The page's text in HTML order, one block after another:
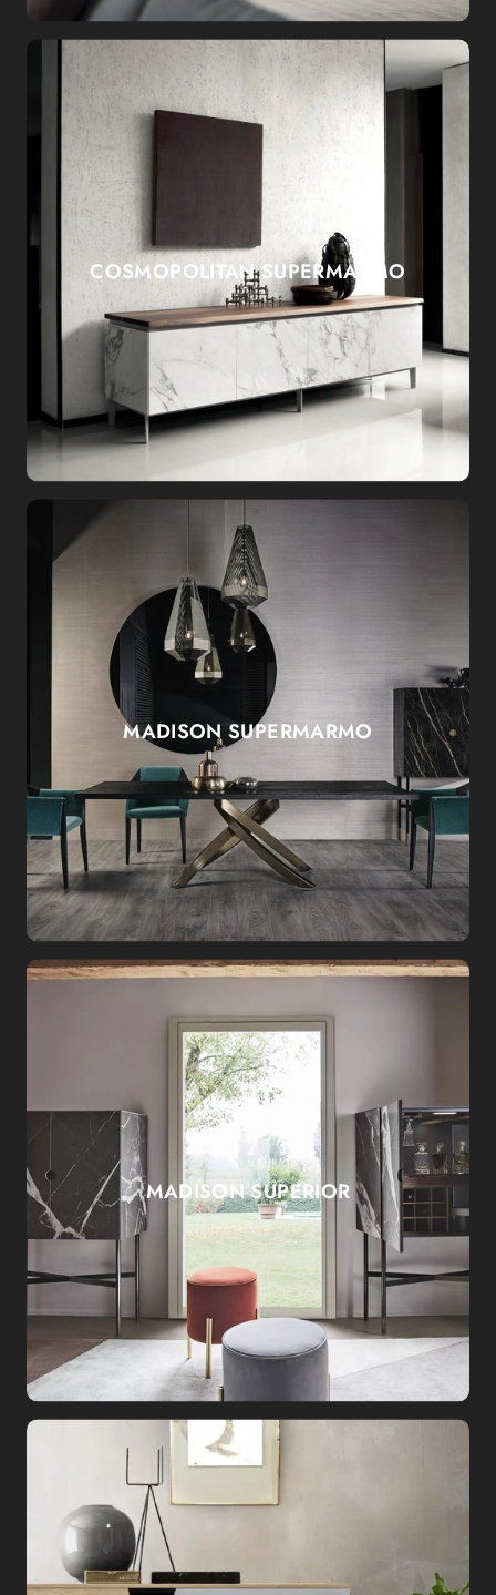
COSMOPOLITAN SUPERMARMO
MADISON SUPERMARMO
MADISON SUPERIOR